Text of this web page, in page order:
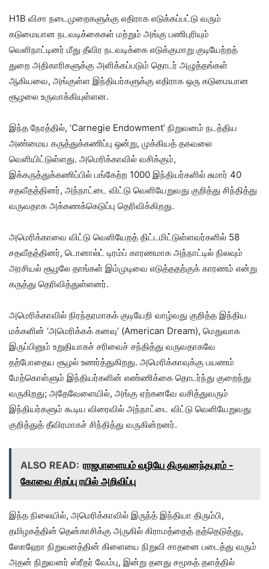
H1B விசா நடைமுறைகளுக்கு எதிராக எடுக்கப்பட்டு வரும்
கடுமையான நடவடிக்கைகள் மற்றும் அங்கு பணிபுரியும்
வெளிநாட்டினர் மீது தீவிர நடவடிக்கை எடுக்குமாறு குடியேற்றத்
துறை அதிகாரிகளுக்கு அளிக்கப்படும் தொடர் அழுத்தங்கள்
ஆகியவை, அங்குள்ள இந்தியர்களுக்கு எதிராக ஒரு கடுமையான
சூழலை உருவாக்கியுள்ளன.
இந்த நேரத்தில், ‘Carnegie Endowment’ நிறுவனம் நடத்திய
அண்மைய கருத்துக்கணிப்பு ஒன்று, முக்கியத் தகவலை
வெளியிட்டுள்ளது. அமெரிக்காவில் வசிக்கும்,
இக்கருத்துக்கணிப்பில் பங்கேற்ற 1000 இந்தியர்களில் சுமார் 40
சதவீதத்தினர், அந்நாட்டை விட்டு வெளியேறுவது குறித்து சிந்தித்து
வருவதாக அக்கணக்கெடுப்பு தெரிவிக்கிறது.
அமெரிக்காவை விட்டு வெளியேறத் திட்டமிட்டுள்ளவர்களில் 58
சதவீதத்தினர், டொனால்ட் டிரம்ப் காரணமாக அந்நாட்டில் நிலவும்
அரசியல் சூழலே தாங்கள் இம்முடிவை எடுத்ததற்குக் காரணம் என்று
கருத்து தெரிவித்துள்ளனர்.
அமெரிக்காவில் நிரந்தரமாகக் குடியேறி வாழ்வது குறித்த இந்திய
மக்களின் ‘அமெரிக்கக் கனவு’ (American Dream), மெதுவாக
இருப்பினும் உறுதியாகச் சரிவைச் சந்தித்து வருவதாகவே
தற்போதைய சூழல் உணர்த்துகிறது. அமெரிக்காவுக்கு பயணம்
மேற்கொள்ளும் இந்தியர்களின் எண்ணிக்கை தொடர்ந்து குறைந்து
வருகிறது; அதேவேளையில், அங்கு ஏற்கனவே வசித்துவரும்
இந்தியர்களும் கூடிய விரைவில் அந்நாட்டை விட்டு வெளியேறுவது
குறித்துத் தீவிரமாகச் சிந்தித்து வருகின்றனர்.
ALSO READ: ராஜபாளையம் வழியே திருவனந்தபுரம் -
கோவை சிறப்பு ரயில் அறிவிப்பு
இந்த நிலையில், அமெரிக்காவில் இருந்த் இந்தியா திரும்பி,
தமிழகத்தின் தென்காசிக்கு அருகில் கிராமத்தைத் தத்தெடுத்து,
ஸோஹோ நிறுவனத்தின் கிளையை நிறுவி சாதனை படைத்து வரும்
அதன் நிறுவனர் ஸ்ரீதர் வேம்பு, இன்று தனது சமூகத் தளத்தில்